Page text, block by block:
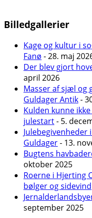
Billedgallerier
Kage og kultur i
Fanø - 28. maj
Der blev gjort
april 2026
Masser af sjæl og
Guldager Antik-
Kulden kunne
julestart- 5.
Guldager- 13.
Bugtens
oktober 2025
Roerne i Hjerting
bølger og sidevind
september 2025